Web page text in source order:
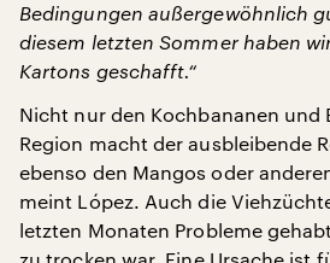
Bedingungen außergewöhnlich
diesem letzten Sommer haben
Kartons geschafft.“
Nicht nur den Kochbananen und
Region macht der ausbleibende
ebenso den Mangos oder
meint López. Auch die
letzten Monaten Probleme